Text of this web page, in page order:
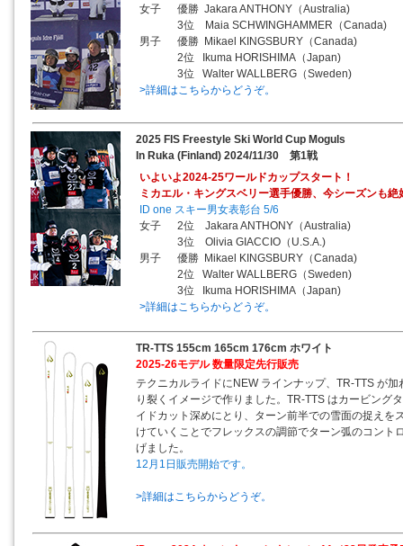
女子 優勝 Jakara ANTHONY（Australia)
3位 Maia SCHWINGHAMMER（Canada)
男子 優勝 Mikael KINGSBURY（Canada)
2位 Ikuma HORISHIMA（Japan)
3位 Walter WALLBERG（Sweden)
>詳細はこちらからどうぞ。
2025 FIS Freestyle Ski World Cup Moguls
In Ruka (Finland) 2024/11/30 第1戦
いよいよ2024-25ワールドカップスタート！
ミカエル・キングスベリー選手優勝、今シーズンも絶
ID one スキー男女表彰台 5/6
女子 2位 Jakara ANTHONY（Australia)
3位 Olivia GIACCIO（U.S.A.)
男子 優勝 Mikael KINGSBURY（Canada)
2位 Walter WALLBERG（Sweden)
3位 Ikuma HORISHIMA（Japan)
>詳細はこちらからどうぞ。
TR-TTS 155cm 165cm 176cm ホワイト
2025-26モデル 数量限定先行販売
テクニカルライドにNEW ラインナップ、TR-TTS が
り裂くイメージで作りました。TR-TTS はカービング
イドカット深めにとり、ターン前半での雪面の捉えを
けていくことでフレックスの調節でターン弧のコント
げました。
12月1日販売開始です。
>詳細はこちらからどうぞ。